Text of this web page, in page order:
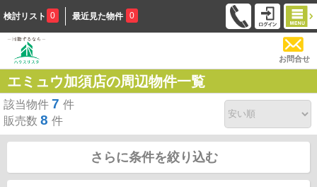
検討リスト 0 最近見た物件 0
お問合せ
エミュウ加須店の周辺物件一覧
該当物件 7 件
販売数 8 件
さらに条件を絞り込む